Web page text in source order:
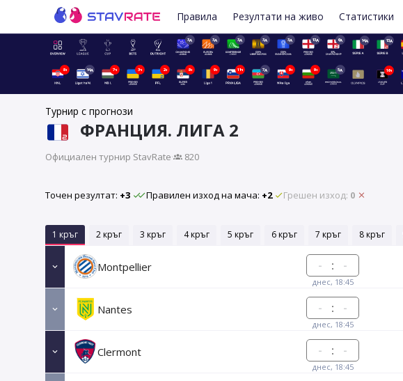
Правила Резултати на живо Статистики
3д 3д 3д 3д 3д 13д 6д 14д 13д
8ч 14д 7ч 3ч 2ч 8ч 9ч 11ч 7д 9ч 9ч 5д 16ч
Турнир с прогнози
ФРАНЦИЯ. ЛИГА 2
Официален турнир StavRate· 820
Точен резултат: +3 Правилен изход на мача: +2 Грешен изход: 0
1 кръг 2 кръг 3 кръг 4 кръг 5 кръг 6 кръг 7 кръг 8 кръг
Montpellier :
днес, 18:45
Nantes :
днес, 18:45
Clermont :
днес, 18:45